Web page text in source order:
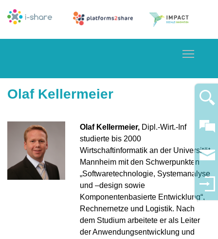
Olaf Kellermeier
Olaf Kellermeier, Dipl.-Wirt.-Inf
studierte bis 2000
Wirtschaftinformatik an der Universität
Mannheim mit den Schwerpunkten
„Softwaretechnologie, Systemanalyse
und –design sowie
Komponentenbasierte Entwicklung“,
Rechnernetze und Logistik. Nach
dem Studium arbeitete er als Leiter
der Anwendungsentwicklung und